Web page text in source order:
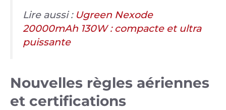
Lire aussi : Ugreen Nexode
20000mAh 130W : compacte et ultra
puissante
Nouvelles règles aériennes
et certifications